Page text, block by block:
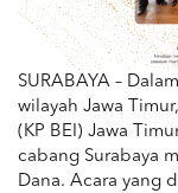
SURABAYA –
wilayah Jawa
(KP BEI) Jawa
cabang Surabaya
Dana. Acara yang